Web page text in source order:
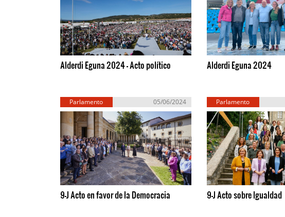
Alderdi Eguna 2024 - Acto político Alderdi Eguna 2024
Parlamento
Europeo
05/06/2024
9-J Acto en favor de la Democracia
Parlamento
Europeo
9-J Acto sobre Igualdad